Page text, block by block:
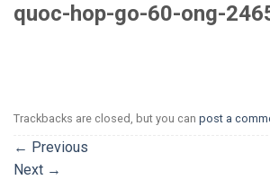
quoc-hop-go-60-ong-
Trackbacks are closed, but you can post a
← Previous
Next →